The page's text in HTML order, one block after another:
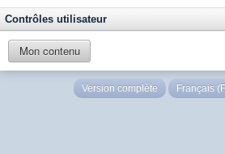
Contrôles utilisateur
Mon contenu
Version complète Français